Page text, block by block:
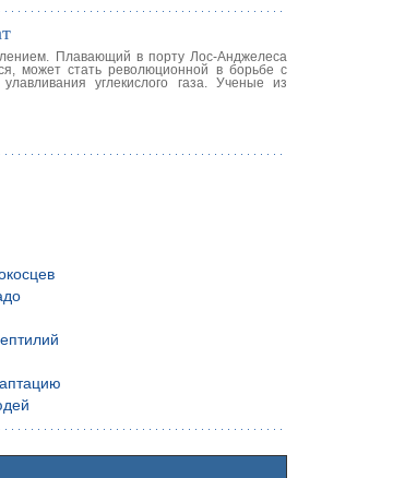
Плавающий в порту Лос-Анджелеса
может стать революционной в борьбе с
углекислого газа. Ученые из